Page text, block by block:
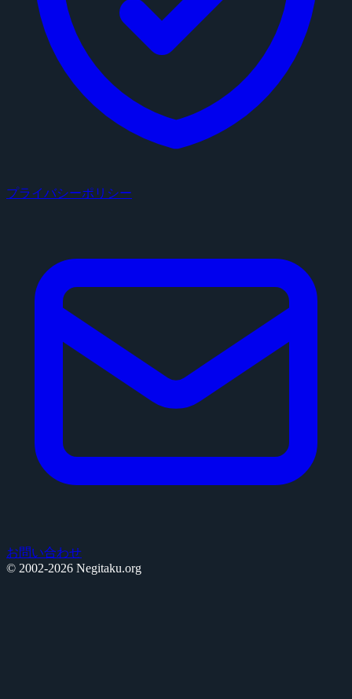
プライバシーポリシー
お問い合わせ
© 2002-2026 Negitaku.org